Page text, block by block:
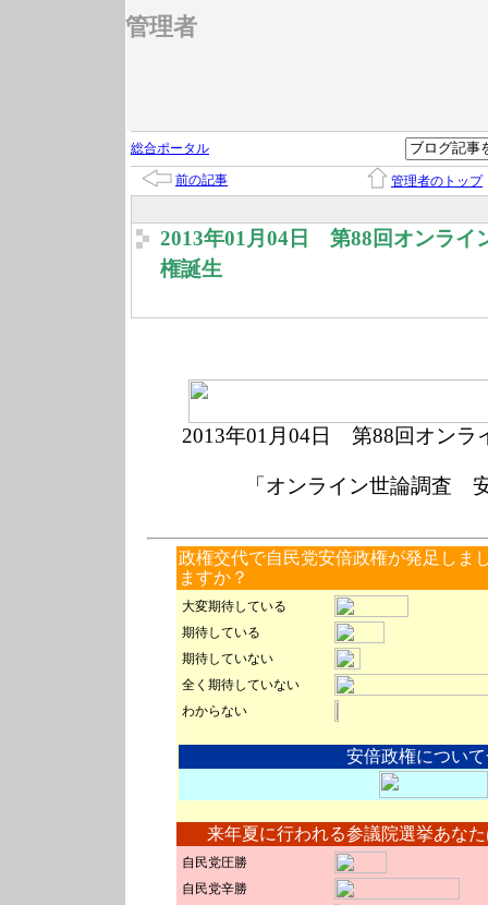
管理者
総合ポータル
前の記事 管理者のトップ
2013年01月04日 第88回オンライ
権誕生
2013年01 月04日 第88回オンラ
「オンライン世論調査
政権交代で自民党安倍政権が発足しま
ますか？
大変期待している
期待している
期待していない
全く期待していない
わからない
安倍政権につい
来年夏に行われる参議院選挙あな
自民党圧勝
自民党辛勝